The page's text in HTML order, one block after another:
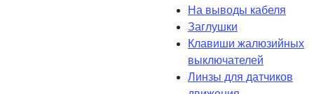
На выводы кабеля
Заглушки
Клавиши жалюзийных
выключателей
Линзы для датчиков